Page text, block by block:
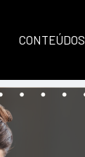
CONTEÚDOS